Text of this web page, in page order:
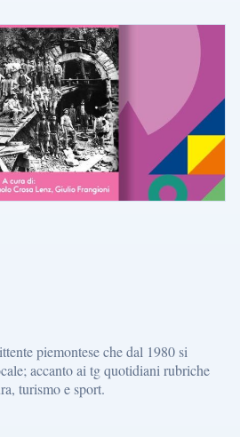
piemontese che dal 1980 si
accanto ai tg quotidiani rubriche
turismo e sport.